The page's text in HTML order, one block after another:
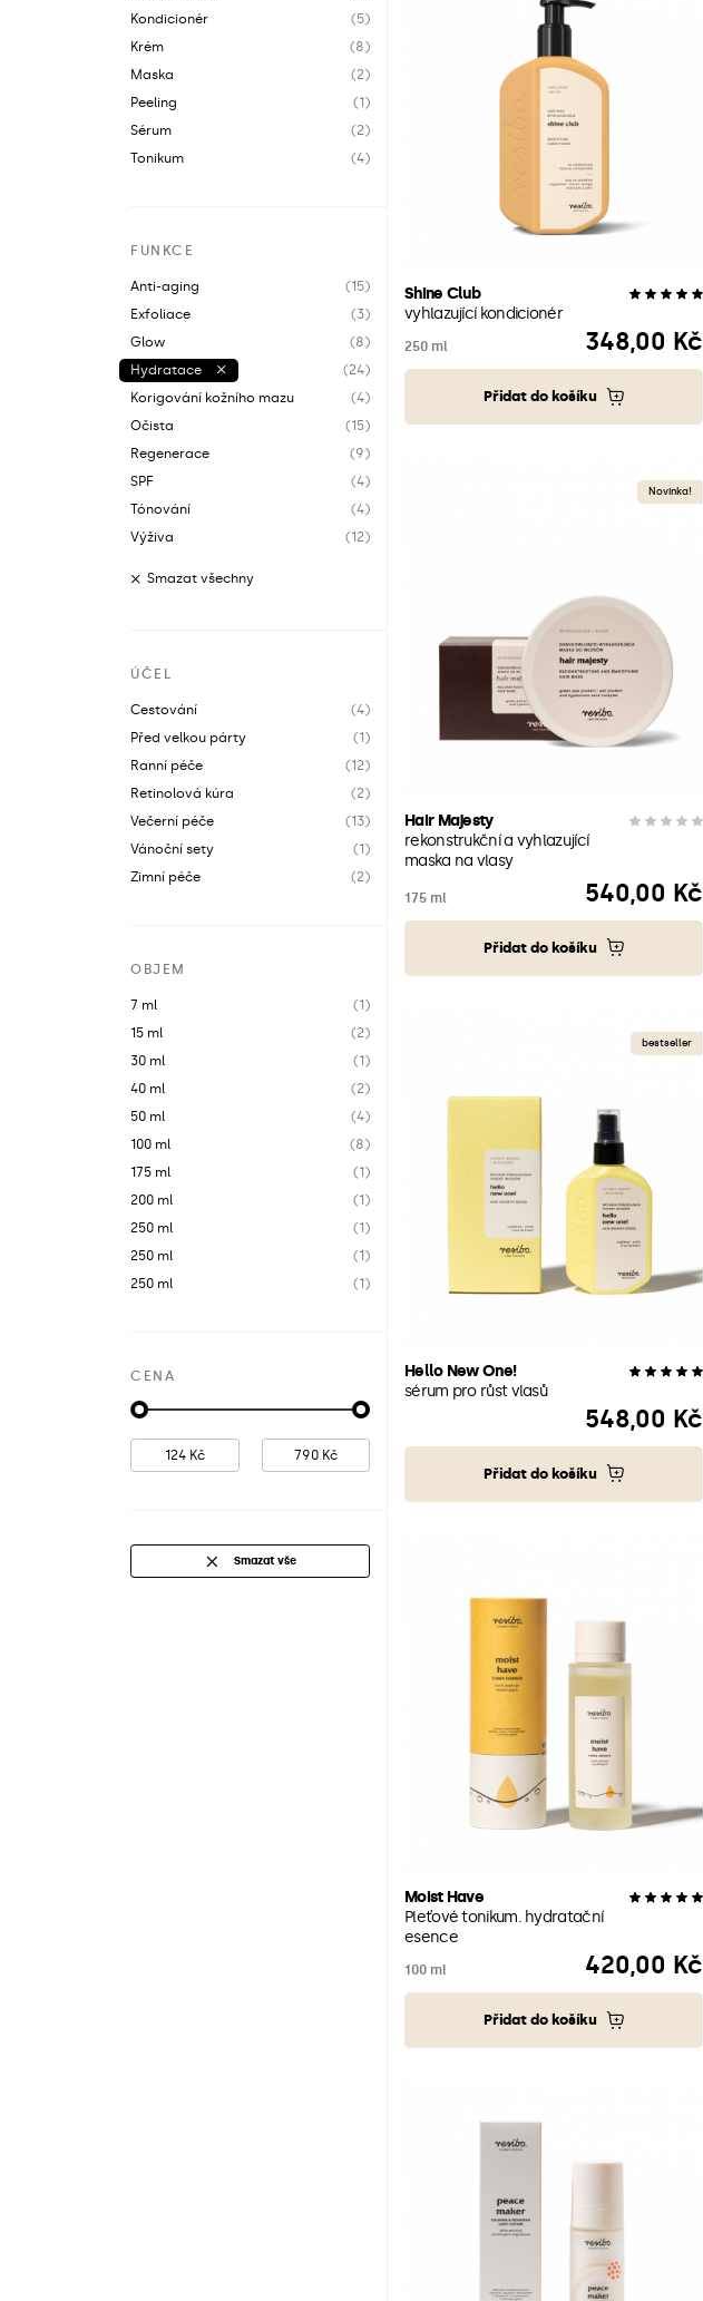
Kondicionér
(5)
Krém
(8)
Maska
(2)
Peeling
(1)
Sérum
(2)
Tonikum
(4)
FUNKCE
Anti-aging
(15)
Exfoliace
(3)
Glow
(8)
Hydratace
(24)
Korigování kožního mazu
(4)
Očista
(15)
Regenerace
(9)
SPF
(4)
Tónování
(4)
Výživa
(12)
Smazat všechny
ÚČEL
Cestování
(4)
Před velkou párty
(1)
Ranní péče
(12)
Retinolová kúra
(2)
Večerní péče
(13)
Vánoční sety
(1)
Zimní péče
(2)
OBJEM
7 ml
(1)
15 ml
(2)
30 ml
(1)
40 ml
(2)
50 ml
(4)
100 ml
(8)
175 ml
(1)
200 ml
(1)
250 ml
(1)
250 ml
(1)
250 ml
(1)
CENA
Smazat vše
Shine Club
vyhlazující kondicionér
250 ml Cena
348,00 Kč
Přidat do košíku
Novinka!
Hair Majesty
rekonstrukční a vyhlazující
maska na vlasy
175 ml Cena
540,00 Kč
Přidat do košíku
bestseller
Hello New One!
sérum pro růst vlasů
Cena
548,00 Kč
Přidat do košíku
Moist Have
Pleťové tonikum. hydratační
esence
100 ml Cena
420,00 Kč
Přidat do košíku